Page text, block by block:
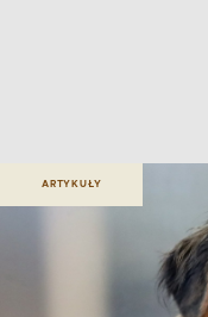
ARTYKUŁY